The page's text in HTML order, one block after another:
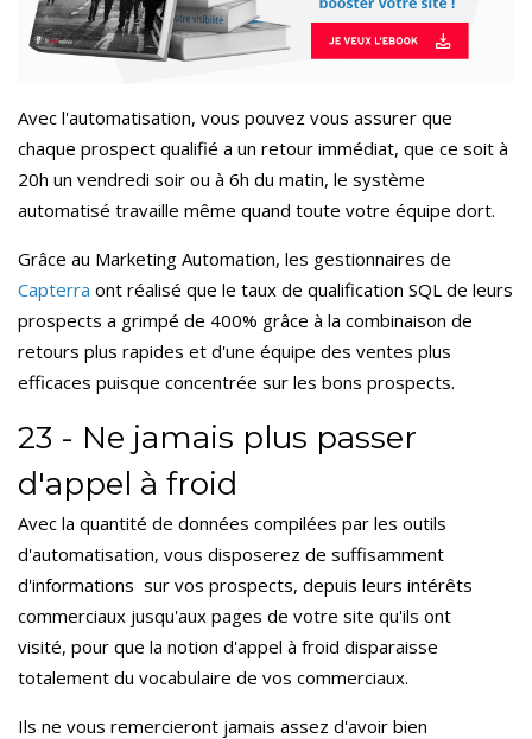
Avec l'automatisation, vous pouvez vous assurer que
chaque prospect qualifié a un retour immédiat, que ce soit à
20h un vendredi soir ou à 6h du matin, le système
automatisé travaille même quand toute votre équipe dort.
Grâce au Marketing Automation, les gestionnaires de
Capterra ont réalisé que le taux de qualification SQL de leurs
prospects a grimpé de 400% grâce à la combinaison de
retours plus rapides et d'une équipe des ventes plus
efficaces puisque concentrée sur les bons prospects.
23 - Ne jamais plus passer
d'appel à froid
Avec la quantité de données compilées par les outils
d'automatisation, vous disposerez de suffisamment
d'informations sur vos prospects, depuis leurs intérêts
commerciaux jusqu'aux pages de votre site qu'ils ont
visité, pour que la notion d'appel à froid disparaisse
totalement du vocabulaire de vos commerciaux.
Ils ne vous remercieront jamais assez d'avoir bien